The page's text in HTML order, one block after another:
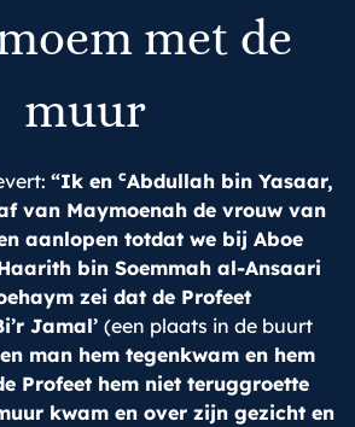
met de
muur
“Ik en cAbdullah bin Yasaar,
van Maymoenah de vrouw van
aanlopen totdat we bij Aboe
bin Soemmah al-Ansaari
zei dat de Profeet
Jamal’ (een plaats in de buurt
man hem tegenkwam en hem
Profeet hem niet teruggroette
kwam en over zijn gezicht en